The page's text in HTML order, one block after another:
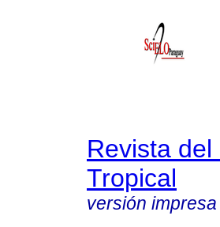
Revista
Tropical
versión impresa